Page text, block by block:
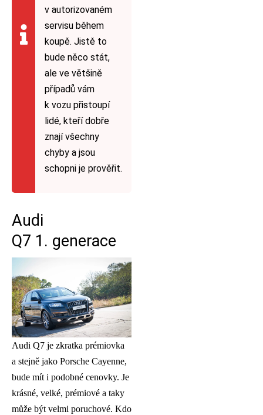
v autorizovaném
servisu během
koupě. Jistě to
bude něco stát,
ale ve většině
případů vám
k vozu přistoupí
lidé, kteří dobře
znají všechny
chyby a jsou
schopni je prověřit.
Audi
Q7 1. generace
Audi Q7 je zkratka prémiovka
a stejně jako Porsche Cayenne,
bude mít i podobné cenovky. Je
krásné, velké, prémiové a taky
může být velmi poruchové. Kdo